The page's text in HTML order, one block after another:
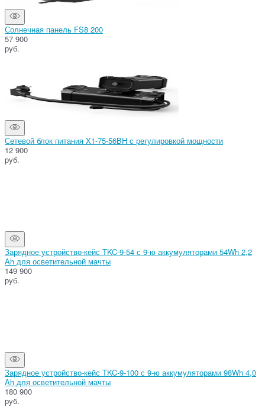
Солнечная панель FS8 200
57 900
руб.
Сетевой блок питания X1-75-56BH с регулировкой мощности
12 900
руб.
Зарядное устройство-кейс TKC-9-54 с 9-ю аккумуляторами 54Wh 2,2
Ah для осветительной мачты
149 900
руб.
Зарядное устройство-кейс TKC-9-100 с 9-ю аккумуляторами 98Wh 4,0
Ah для осветительной мачты
180 900
руб.